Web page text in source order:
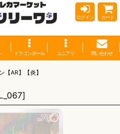
ログイン カート
ドラゴンボール ユニアリ 問い合わせ
【AR】【炎】
]